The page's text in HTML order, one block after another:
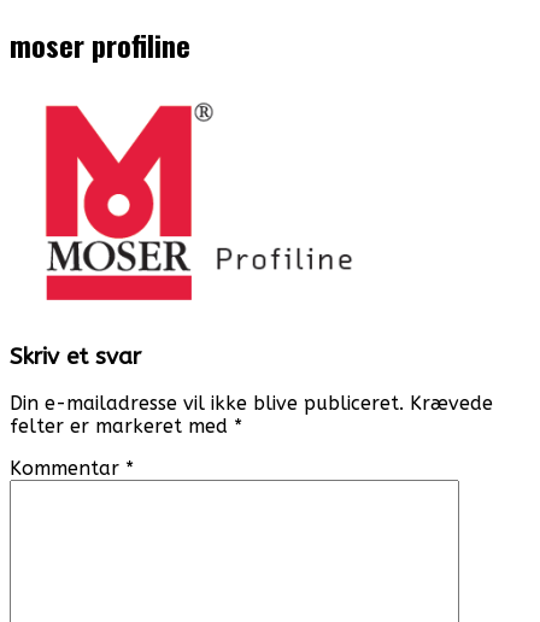
moser profiline
Skriv et svar
Din e-mailadresse vil ikke blive publiceret. Krævede
felter er markeret med *
Kommentar *